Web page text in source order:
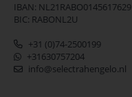
IBAN: NL21RABO0145617629
BIC: RABONL2U
+31 (0)74-2500199
+31630757204
info@selectrahengelo.nl